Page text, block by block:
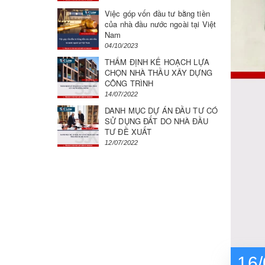
Việc góp vốn đầu tư bằng tiền
của nhà đầu nước ngoài tại Việt
Nam
04/10/2023
THẨM ĐỊNH KẾ HOẠCH LỰA
CHỌN NHÀ THẦU XÂY DỰNG
CÔNG TRÌNH
14/07/2022
DANH MỤC DỰ ÁN ĐẦU TƯ CÓ
SỬ DỤNG ĐẤT DO NHÀ ĐẦU
TƯ ĐỀ XUẤT
12/07/2022